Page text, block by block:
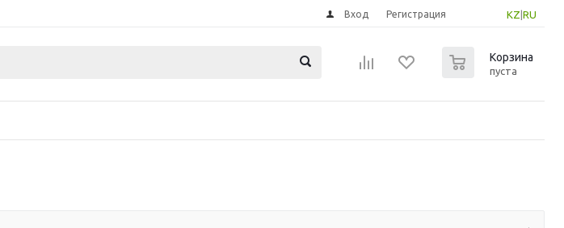
KZ RU
Вход Регистрация
Корзина
пуста